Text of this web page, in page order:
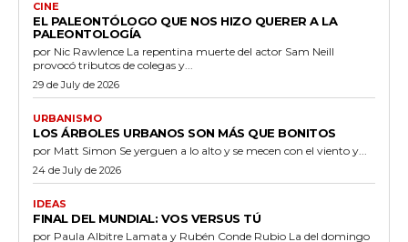
CINE
EL PALEONTÓLOGO QUE NOS HIZO QUERER A LA
PALEONTOLOGÍA
por Nic Rawlence La repentina muerte del actor Sam Neill
provocó tributos de colegas y...
29 de July de 2026
URBANISMO
LOS ÁRBOLES URBANOS SON MÁS QUE BONITOS
por Matt Simon Se yerguen a lo alto y se mecen con el viento y...
24 de July de 2026
IDEAS
FINAL DEL MUNDIAL: VOS VERSUS TÚ
por Paula Albitre Lamata y Rubén Conde Rubio La del domingo